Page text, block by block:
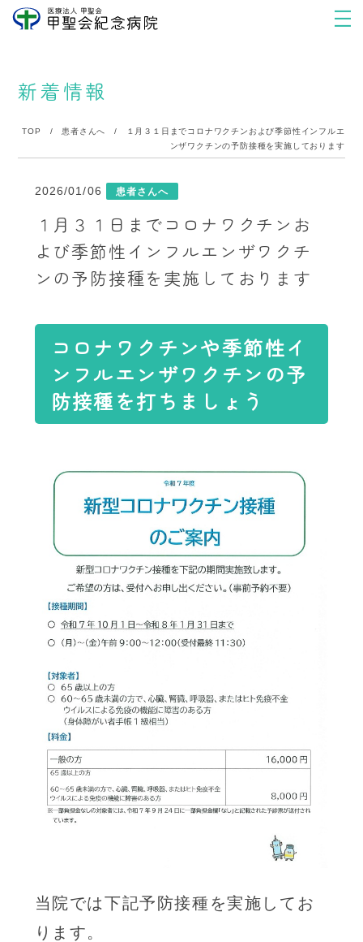
新着情報
TOP / 患者さんへ /
１月３１日までコロナワクチンおよび季節性インフルエ
ンザワクチンの予防接種を実施しております
2026/01/06 患者さんへ
１月３１日までコロナワクチンお
よび季節性インフルエンザワクチ
ンの予防接種を実施しております
コロナワクチンや季節性イ
ンフルエンザワクチンの予
防接種を打ちましょう
当院では下記予防接種を実施してお
ります。